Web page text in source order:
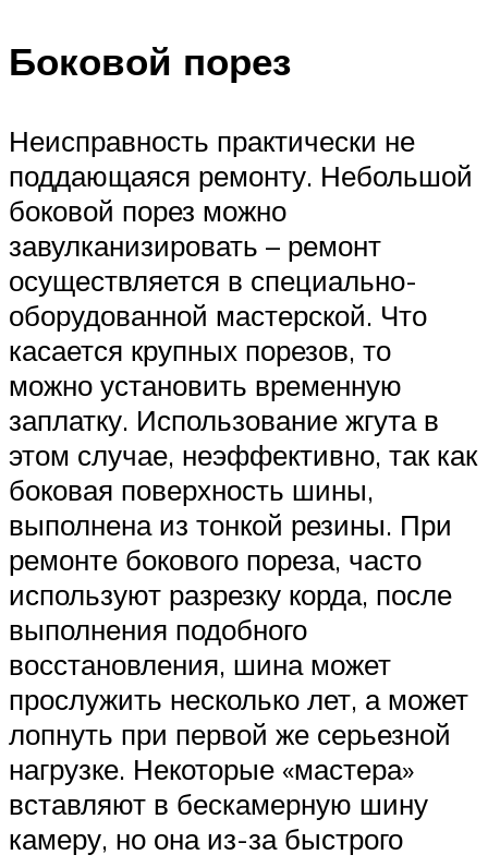
Боковой порез
Неисправность практически не
поддающаяся ремонту. Небольшой
боковой порез можно
завулканизировать – ремонт
осуществляется в специально-
оборудованной мастерской. Что
касается крупных порезов, то
можно установить временную
заплатку. Использование жгута в
этом случае, неэффективно, так как
боковая поверхность шины,
выполнена из тонкой резины. При
ремонте бокового пореза, часто
используют разрезку корда, после
выполнения подобного
восстановления, шина может
прослужить несколько лет, а может
лопнуть при первой же серьезной
нагрузке. Некоторые «мастера»
вставляют в бескамерную шину
камеру, но она из-за быстрого